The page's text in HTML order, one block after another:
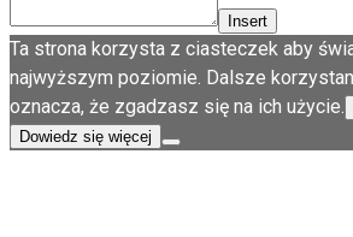
Insert
Ta strona korzysta z ciasteczek aby
najwyższym poziomie. Dalsze
oznacza, że zgadzasz się na ich użycie.
Dowiedz się więcej